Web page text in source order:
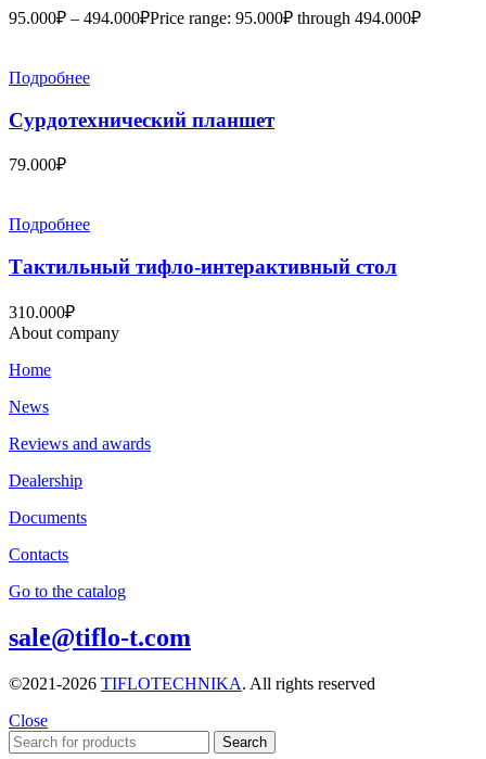
95.000₽ – 494.000₽Price range: 95.000₽ through 494.000₽
Подробнее
Сурдотехнический планшет
79.000₽
Подробнее
Тактильный тифло-интерактивный стол
310.000₽
About company
Home
News
Reviews and awards
Dealership
Documents
Contacts
Go to the catalog
sale@tiflo-t.com
©2021-2026 TIFLOTECHNIKA. All rights reserved
Close
Search